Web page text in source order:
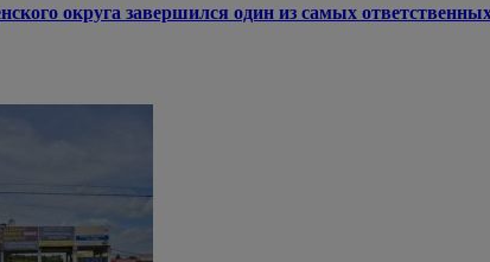
округа завершился один из самых